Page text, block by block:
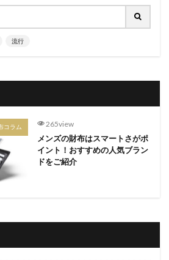
流行
コラム 265view
メンズの財布はスマートさがポ
イント！おすすめの人気ブラン
ドをご紹介